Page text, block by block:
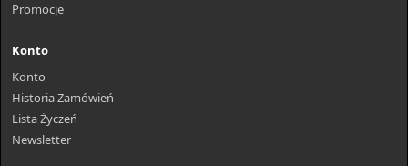
Promocje
Konto
Konto
Historia Zamówień
Lista Życzeń
Newsletter